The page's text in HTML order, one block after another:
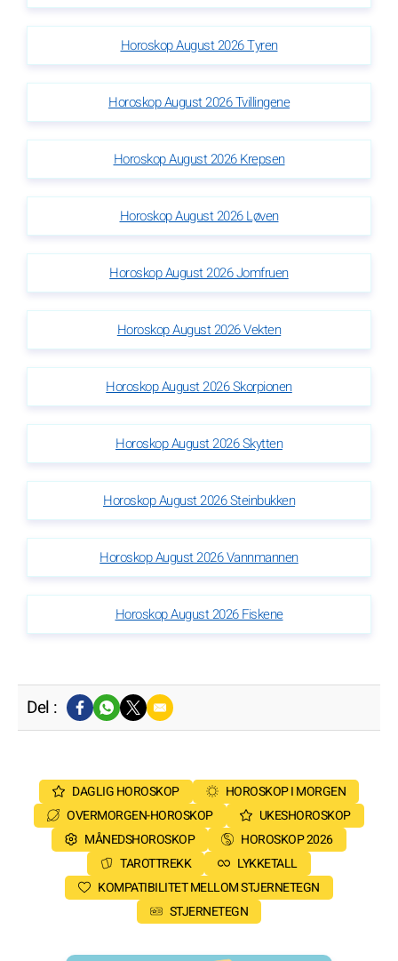
Horoskop August 2026 Tyren
Horoskop August 2026 Tvillingene
Horoskop August 2026 Krepsen
Horoskop August 2026 Løven
Horoskop August 2026 Jomfruen
Horoskop August 2026 Vekten
Horoskop August 2026 Skorpionen
Horoskop August 2026 Skytten
Horoskop August 2026 Steinbukken
Horoskop August 2026 Vannmannen
Horoskop August 2026 Fiskene
Del :
DAGLIG HOROSKOP
HOROSKOP I MORGEN
OVERMORGEN-HOROSKOP
UKESHOROSKOP
MÅNEDSHOROSKOP
HOROSKOP 2026
TAROTTREKK
LYKKETALL
KOMPATIBILITET MELLOM STJERNETEGN
STJERNETEGN